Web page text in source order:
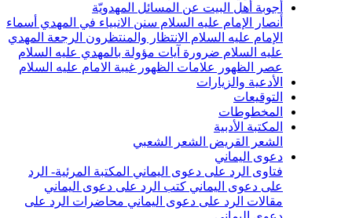
أهل البيت عن المسائل المهدويّة
الإمام عليه السلامسنن الانبياء في المهديأسماء
عليه السلامالانتظار والمنتظرونالرجعةالمهدي
السلام ضرورة آيات مؤولة بالمهدي عليه السلام
علامات الظهورغيبة الامام عليه السلام
والزيارات
الأدبية
الشعر الشعبي
اليماني
الرد على دعوى اليماني المكتبة المرئية- الرد
دعوى اليماني كتب الرد على دعوى اليماني
الرد على دعوى اليماني محاضرات الرد على